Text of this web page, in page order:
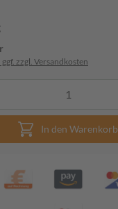
zzgl. Versandkosten
In den Warenkorb